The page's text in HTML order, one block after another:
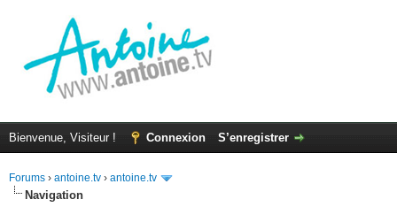
Bienvenue, Visiteur ! Connexion S’enregistrer
Forums › antoine.tv › antoine.tv
Navigation